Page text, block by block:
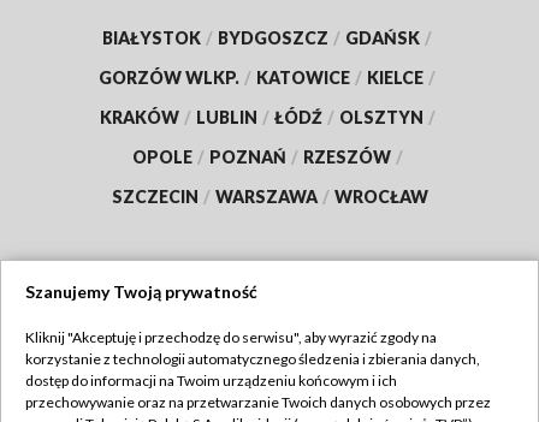
BIAŁYSTOK / BYDGOSZCZ / GDAŃSK /
GORZÓW WLKP. / KATOWICE / KIELCE /
KRAKÓW / LUBLIN / ŁÓDŹ / OLSZTYN /
OPOLE / POZNAŃ / RZESZÓW /
SZCZECIN / WARSZAWA / WROCŁAW
TVP
Abonament TVP
Regulamin TVP
Szanujemy Twoją prywatność
Kliknij "Akceptuję i przechodzę do serwisu", aby wyrazić zgody na
korzystanie z technologii automatycznego śledzenia i zbierania danych,
dostęp do informacji na Twoim urządzeniu końcowym i ich
przechowywanie oraz na przetwarzanie Twoich danych osobowych przez